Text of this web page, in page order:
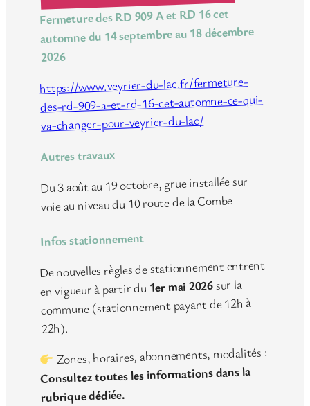
Fermeture des RD 909 A et RD 16 cet
automne du 14 septembre au 18 décembre
2026
https://www.veyrier-du-lac.fr/fermeture-
des-rd-909-a-et-rd-16-cet-automne-ce-qui-
va-changer-pour-veyrier-du-lac/
Autres travaux
Du 3 août au 19 octobre, grue installée sur
voie au niveau du 10 route de la Combe
Infos stationnement
De nouvelles règles de stationnement entrent
en vigueur à partir du 1er mai 2026sur la
commune (stationnement payant de 12h à
22h).
Zones, horaires, abonnements, modalités :
Consultez toutes les informations dans la
rubrique dédiée.